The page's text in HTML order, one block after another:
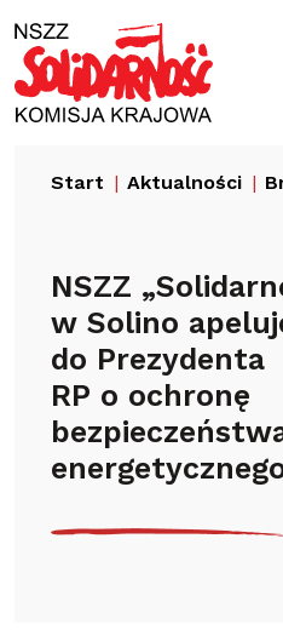
do
treści
Start Aktualności
NSZZ
w Solino
do Prezydenta
RP o ochronę